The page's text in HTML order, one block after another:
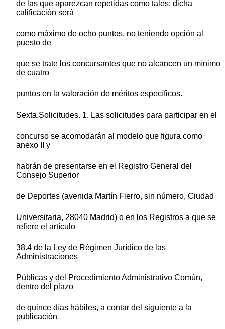
de las que aparezcan repetidas como tales; dicha
calificación será
como máximo de ocho puntos, no teniendo opción al
puesto de
que se trate los concursantes que no alcancen un mínimo
de cuatro
puntos en la valoración de méritos específicos.
Sexta.Solicitudes. 1. Las solicitudes para participar en el
concurso se acomodarán al modelo que figura como
anexo II y
habrán de presentarse en el Registro General del
Consejo Superior
de Deportes (avenida Martín Fierro, sin número, Ciudad
Universitaria, 28040 Madrid) o en los Registros a que se
refiere el artículo
38.4 de la Ley de Régimen Jurídico de las
Administraciones
Públicas y del Procedimiento Administrativo Común,
dentro del plazo
de quince días hábiles, a contar del siguiente a la
publicación